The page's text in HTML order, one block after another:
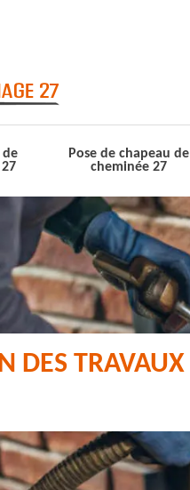
de
Pose de chapeau de
cheminée 27
DES TRAVAUX